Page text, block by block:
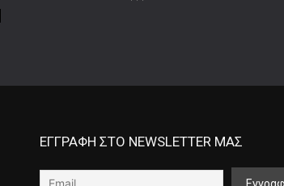
ΕΓΓΡΑΦΗ ΣΤΟ NEWSLETTER ΜΑΣ